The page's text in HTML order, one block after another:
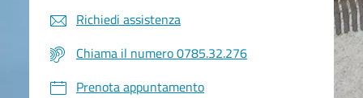
Richiedi assistenza
Chiama il numero 0785.32.276
Prenota appuntamento